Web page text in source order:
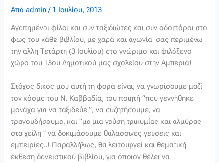
Απόadmin/ 1 Ιουλίου, 2013
Αγαπημένοι φίλοι και συν ταξιδιώτες και συν οδοιπόροι στο
φως του κάθε βιβλίου, με χαρά και αγωνία, σας περιμένω
την άλλη Τετάρτη (3 Ιουλίου) στο γνώριμο και φιλόξενο
χώρο του 13ου Δημοτικού μας σχολείου στην Αμπεριά!
Στόχος δικός μου αυτή τη φορά είναι, να γνωρίσουμε μαζί
τον κόσμο του Ν. Καββαδία, του ποιητή “που γεννήθηκε
μονάχα για να ταξιδεύει”, να συζητήσουμε, να
τραγουδήσουμε, και “με μια γεύση τρικυμίας και αλμύρας
στα χείλη ” να δοκιμάσουμε θαλασσινές γεύσεις και
εμπειρίες..! Παραλλήλως, θα λειτουργεί και θεματική
έκθεση δανειστικού βιβλίου, για όποιον θέλει να